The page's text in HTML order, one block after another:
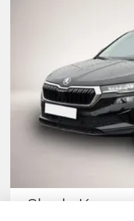
Skoda Karoq